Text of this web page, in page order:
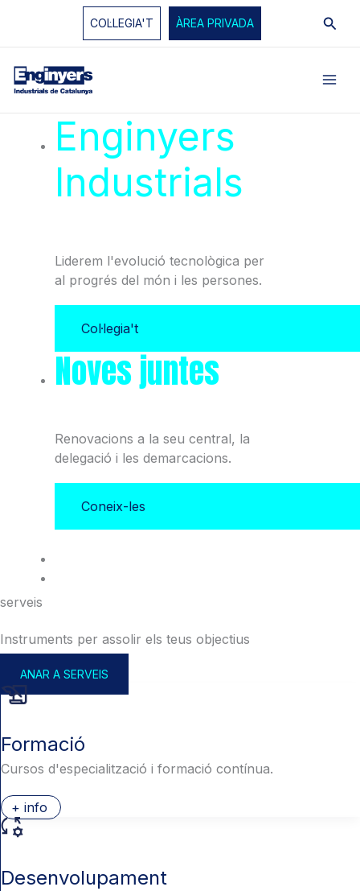
COL·LEGIA'T ÀREA PRIVADA
Enginyers
Industrials
Liderem l'evolució tecnològica per
al progrés del món i les persones.
Col·legia't
Noves juntes
Renovacions a la seu central, la
delegació i les demarcacions.
Coneix-les
serveis
Instruments per assolir els teus objectius
ANAR A SERVEIS
Formació
Cursos d'especialització i formació contínua.
+ info
Desenvolupament